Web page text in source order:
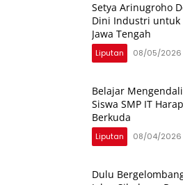
Setya Arinugroho
Dini Industri untuk
Jawa Tengah
Liputan 08/05/2026
Belajar
Siswa SMP IT
Berkuda
Liputan 08/04/2026
Dulu